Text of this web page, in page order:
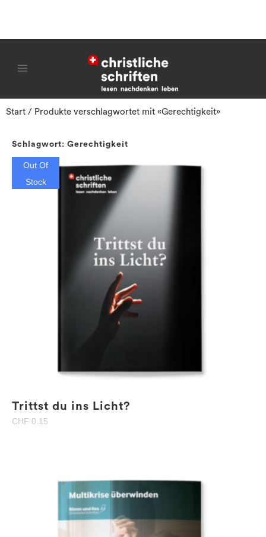
Start / Produkte verschlagwortet mit «Gerechtigkeit»
Schlagwort: Gerechtigkeit
Out Of
Stock
Trittst du ins Licht?
CHF 0.15